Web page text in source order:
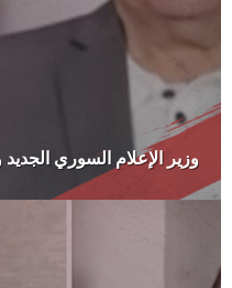
وزير الإعلام السوري